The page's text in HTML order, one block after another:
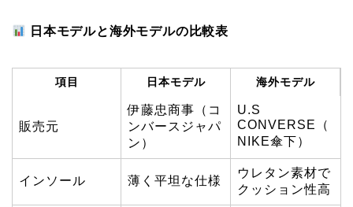
日本モデルと海外モデルの比較表
項目 日本モデル 海外モデル
販売元
伊藤忠商事（コ
ンバースジャパ
ン）
U.S
CONVERSE（
NIKE傘下）
インソール 薄く平坦な仕様
ウレタン素材で
クッション性高